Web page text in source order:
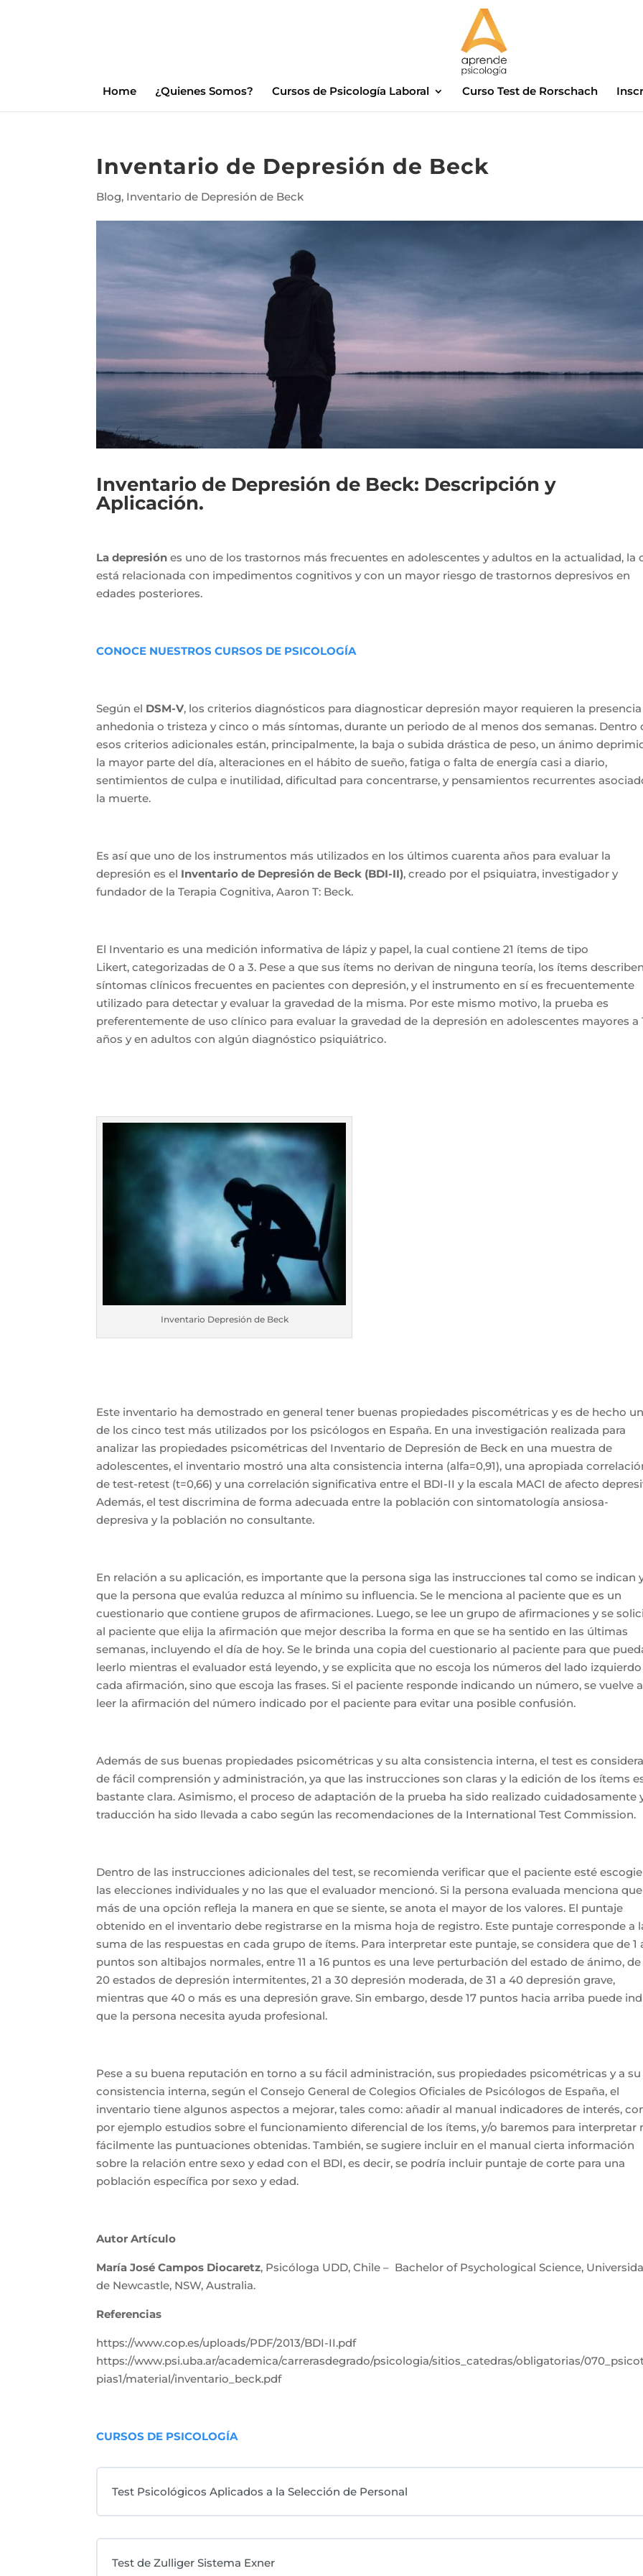
Home ¿Quienes Somos? Cursos de Psicología Laboral Curso Test de Rorschach
Inventario de Depresión de Beck
Blog, Inventario de Depresión de Beck
Inventario de Depresión de Beck: Descripción y
Aplicación.
La depresión es uno de los trastornos más frecuentes en adolescentes y adultos en la actualidad, la
está relacionada con impedimentos cognitivos y con un mayor riesgo de trastornos depresivos en
edades posteriores.
CONOCE NUESTROS CURSOS DE PSICOLOGÍA
Según el DSM-V, los criterios diagnósticos para diagnosticar depresión mayor requieren la
anhedonia o tristeza y cinco o más síntomas, durante un periodo de al menos dos semanas. Dentro
esos criterios adicionales están, principalmente, la baja o subida drástica de peso, un ánimo
la mayor parte del día, alteraciones en el hábito de sueño, fatiga o falta de energía casi a diario,
sentimientos de culpa e inutilidad, dificultad para concentrarse, y pensamientos recurrentes
la muerte.
Es así que uno de los instrumentos más utilizados en los últimos cuarenta años para evaluar la
depresión es el Inventario de Depresión de Beck (BDI-II), creado por el psiquiatra, investigador y
fundador de la Terapia Cognitiva, Aaron T: Beck.
El Inventario es una medición informativa de lápiz y papel, la cual contiene 21 ítems de tipo
Likert, categorizadas de 0 a 3. Pese a que sus ítems no derivan de ninguna teoría, los ítems
síntomas clínicos frecuentes en pacientes con depresión, y el instrumento en sí es frecuentemente
utilizado para detectar y evaluar la gravedad de la misma. Por este mismo motivo, la prueba es
preferentemente de uso clínico para evaluar la gravedad de la depresión en adolescentes mayores a
años y en adultos con algún diagnóstico psiquiátrico.
Inventario Depresión de Beck
Este inventario ha demostrado en general tener buenas propiedades piscométricas y es de hecho
de los cinco test más utilizados por los psicólogos en España. En una investigación realizada para
analizar las propiedades psicométricas del Inventario de Depresión de Beck en una muestra de
adolescentes, el inventario mostró una alta consistencia interna (alfa=0,91), una apropiada
de test-retest (t=0,66) y una correlación significativa entre el BDI-II y la escala MACI de afecto
Además, el test discrimina de forma adecuada entre la población con sintomatología ansiosa-
depresiva y la población no consultante.
En relación a su aplicación, es importante que la persona siga las instrucciones tal como se indican
que la persona que evalúa reduzca al mínimo su influencia. Se le menciona al paciente que es un
cuestionario que contiene grupos de afirmaciones. Luego, se lee un grupo de afirmaciones y se
al paciente que elija la afirmación que mejor describa la forma en que se ha sentido en las últimas
semanas, incluyendo el día de hoy. Se le brinda una copia del cuestionario al paciente para que
leerlo mientras el evaluador está leyendo, y se explicita que no escoja los números del lado
cada afirmación, sino que escoja las frases. Si el paciente responde indicando un número, se vuelve a
leer la afirmación del número indicado por el paciente para evitar una posible confusión.
Además de sus buenas propiedades psicométricas y su alta consistencia interna, el test es
de fácil comprensión y administración, ya que las instrucciones son claras y la edición de los ítems
bastante clara. Asimismo, el proceso de adaptación de la prueba ha sido realizado cuidadosamente
traducción ha sido llevada a cabo según las recomendaciones de la International Test Commission.
Dentro de las instrucciones adicionales del test, se recomienda verificar que el paciente esté
las elecciones individuales y no las que el evaluador mencionó. Si la persona evaluada menciona que
más de una opción refleja la manera en que se siente, se anota el mayor de los valores. El puntaje
obtenido en el inventario debe registrarse en la misma hoja de registro. Este puntaje corresponde a
suma de las respuestas en cada grupo de ítems. Para interpretar este puntaje, se considera que de 1
puntos son altibajos normales, entre 11 a 16 puntos es una leve perturbación del estado de ánimo, de
20 estados de depresión intermitentes, 21 a 30 depresión moderada, de 31 a 40 depresión grave,
mientras que 40 o más es una depresión grave. Sin embargo, desde 17 puntos hacia arriba puede
que la persona necesita ayuda profesional.
Pese a su buena reputación en torno a su fácil administración, sus propiedades psicométricas y a
consistencia interna, según el Consejo General de Colegios Oficiales de Psicólogos de España, el
inventario tiene algunos aspectos a mejorar, tales como: añadir al manual indicadores de interés,
por ejemplo estudios sobre el funcionamiento diferencial de los ítems, y/o baremos para interpretar
fácilmente las puntuaciones obtenidas. También, se sugiere incluir en el manual cierta información
sobre la relación entre sexo y edad con el BDI, es decir, se podría incluir puntaje de corte para una
población específica por sexo y edad.
Autor Artículo
María José Campos Diocaretz, Psicóloga UDD, Chile – Bachelor of Psychological Science,
de Newcastle, NSW, Australia.
Referencias
https://www.cop.es/uploads/PDF/2013/BDI-II.pdf
https://www.psi.uba.ar/academica/carrerasdegrado/psicologia/sitios_catedras/obligatorias/
pias1/material/inventario_beck.pdf
CURSOS DE PSICOLOGÍA
Test Psicológicos Aplicados a la Selección de Personal
Test de Zulliger Sistema Exner